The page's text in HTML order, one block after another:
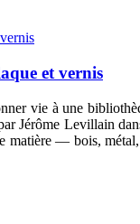
et vernis
vie à une
Jérôme Levillain
matière — bois,